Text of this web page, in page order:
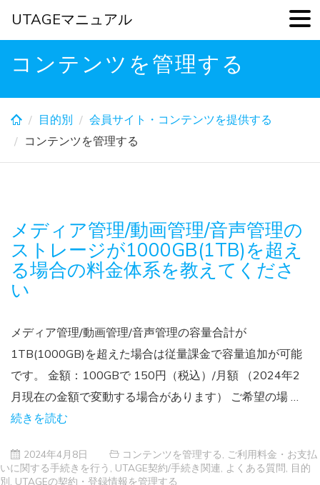
Skip
コンテンツを管理する
目的別
会員サイト・コンテンツを提供する
コンテンツを管理する
メディア管理/動画管理/音声管理の
ストレージが1000GB(1TB)を超え
る場合の料金体系を教えてくださ
い
メディア管理/動画管理/音声管理の容量合計が
1TB(1000GB)を超えた場合は従量課金で容量追加が可能
です。 金額：100GBで 150円（税込）/月額 （2024年2
月現在の金額で変動する場合があります） ご希望の場 …
続きを読む
2024年4月8日 コンテンツを管理する
ご利用料金・お支払
いに関する手続きを行う
UTAGE契約/手続き関連 よくある質問 目的
別 UTAGEの契約・登録情報を管理する
UTAGEマニュアル